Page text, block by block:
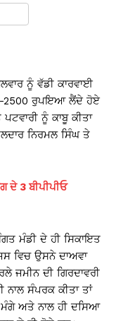
ਨੂੰ ਵੱਡੀ ਕਾਰਵਾਈ
2500 ਰੁਪਇਆ ਲੈਂਦੇ ਹੋਏ
ਨੂੰ ਕਾਬੂ ਕੀਤਾ
ਨਿਰਮਲ ਸਿੰਘ ਤੇ
ਦੇ 3 ਬੀਪੀਪੀਓ
ਮੰਡੀ ਦੇ ਹੀ ਸਿਕਾਇਤ
ਵਿਚ ਉਸਨੇ ਦਾਅਵਾ
ਜਮੀਨ ਦੀ ਗਿਰਦਾਵਰੀ
ਸੰਪਰਕ ਕੀਤਾ ਤਾਂ
ਅਤੇ ਨਾਲ ਹੀ ਦਸਿਆ